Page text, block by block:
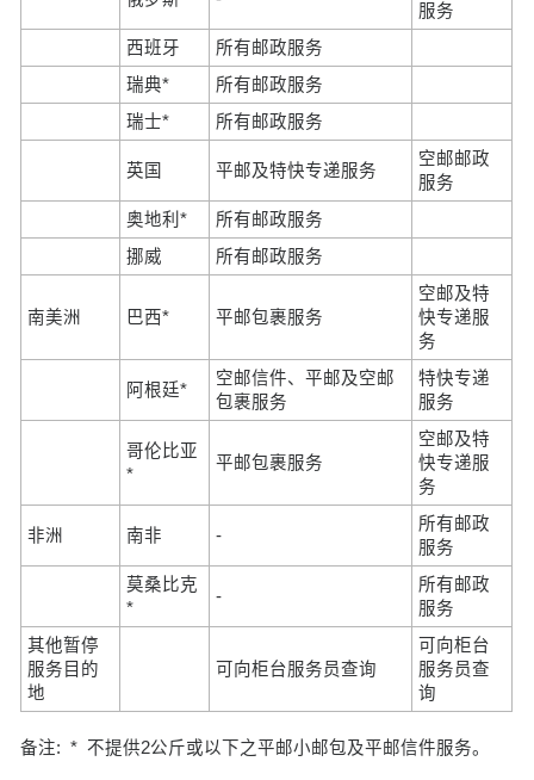
服务
西班牙
所有邮政服务
瑞典*
所有邮政服务
瑞士*
所有邮政服务
英国 平邮及特快专递服务
空邮邮政
服务
奥地利*
所有邮政服务
挪威
所有邮政服务
南美洲 巴西* 平邮包裹服务
空邮及特
快专递服
务
阿根廷*
空邮信件、平邮及空邮
包裹服务
特快专递
服务
哥伦比亚
*
平邮包裹服务
空邮及特
快专递服
务
非洲 南非 -
所有邮政
服务
莫桑比克
*
-
所有邮政
服务
其他暂停
服务目的
地
可向柜台服务员查询
可向柜台
服务员查
询
备注: * 不提供2公斤或以下之平邮小邮包及平邮信件服务。